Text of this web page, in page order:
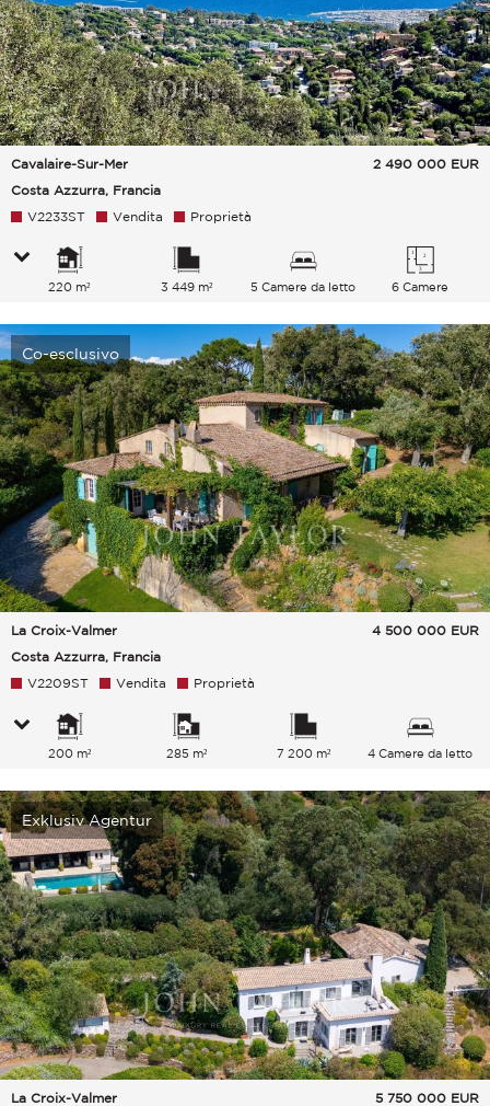
Cavalaire-Sur-Mer
Costa Azzurra, Francia
2 490 000 EUR
V2233ST Vendita Proprietà
220 m² 3 449 m² 5 Camere da letto 6 Camere
Co-esclusivo
La Croix-Valmer
Costa Azzurra, Francia
4 500 000 EUR
V2209ST Vendita Proprietà
200 m² 285 m² 7 200 m² 4 Camere da letto
Exklusiv Agentur
La Croix-Valmer
5 750 000 EUR